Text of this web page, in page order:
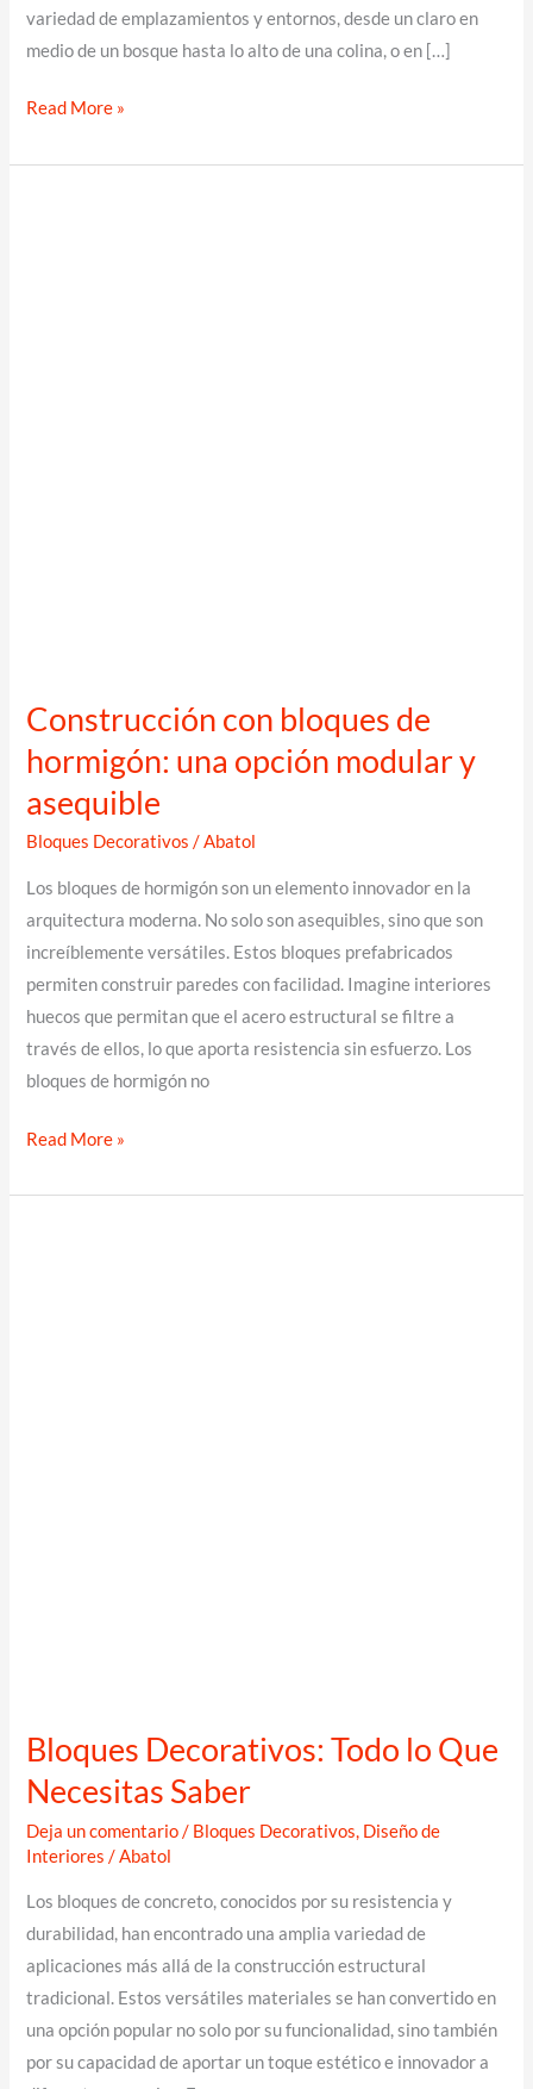
variedad de emplazamientos y entornos, desde un claro en
medio de un bosque hasta lo alto de una colina, o en […]
Arquitectura
Bloque
Read More »
Construcción con bloques de
hormigón: una opción modular y
asequible
Bloques Decorativos /Abatol
Los bloques de hormigón son un elemento innovador en la
arquitectura moderna. No solo son asequibles, sino que son
increíblemente versátiles. Estos bloques prefabricados
permiten construir paredes con facilidad. Imagine interiores
huecos que permitan que el acero estructural se filtre a
través de ellos, lo que aporta resistencia sin esfuerzo. Los
bloques de hormigón no
Construcción
bloques
Read More »
Bloques Decorativos: Todo lo Que
Necesitas Saber
Deja un comentario / Bloques Decorativos, Diseño de
Interiores /Abatol
Los bloques de concreto, conocidos por su resistencia y
durabilidad, han encontrado una amplia variedad de
aplicaciones más allá de la construcción estructural
tradicional. Estos versátiles materiales se han convertido en
una opción popular no solo por su funcionalidad, sino también
por su capacidad de aportar un toque estético e innovador a